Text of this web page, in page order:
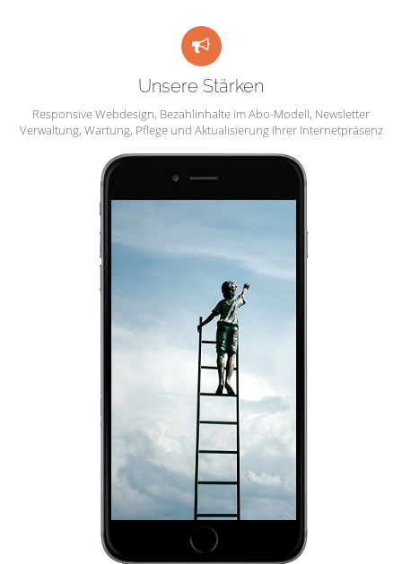
Unsere Stärken
Responsive Webdesign, Bezahlinhalte im Abo-Modell, Newsletter
Verwaltung, Wartung, Pflege und Aktualisierung Ihrer Internetpräsenz